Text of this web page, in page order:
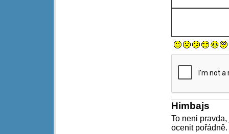
Himbajs
To neni
ocenit pořádně.